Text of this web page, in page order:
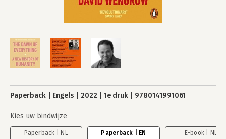
Paperback Engels 2022 1e druk 9780141991061
Kies uw bindwijze
Paperback | NL Paperback | EN E-book | NL